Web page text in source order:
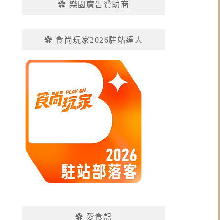
✿ 樂園廣告贊助商
✿ 食尚玩家2026駐站達人
✿ 愛食記